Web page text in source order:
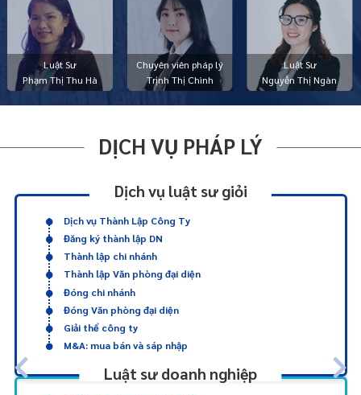
Luật Sư
Phạm Thị Thu Hà
Chuyên viên pháp lý
Trịnh Thị Chình
Luật Sư
Nguyễn Thị Ngàn
DỊCH VỤ PHÁP LÝ
Dịch vụ luật sư giỏi
Dịch vụ Thành Lập Công Ty
Đăng ký thành lập DN
Thành lập chi nhánh
Thành lập Văn phòng đại diện
Đóng chi nhánh
Đóng Văn phòng đại diện
Giải thể công ty
M&A: mua bán và sáp nhập
Luật sư doanh nghiệp